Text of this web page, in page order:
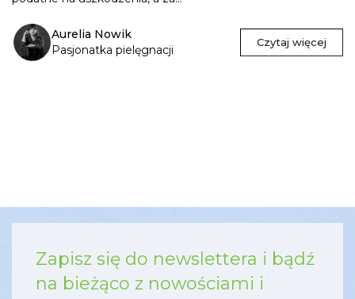
Aurelia Nowik
Pasjonatka pielęgnacji
Czytaj więcej
Zapisz się do newslettera i bądź
na bieżąco z nowościami i